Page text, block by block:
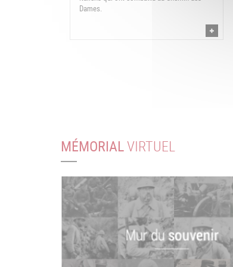
Dames.
MÉMORIALVIRTUEL